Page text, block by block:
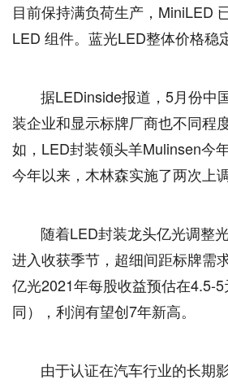
目前保持满负荷生产，MiniLED
LED 组件。蓝光LED整体价格稳
据LEDinside报道，5月份中
装企业和显示标牌厂商也不同程
如，LED封装领头羊Mulinsen今
今年以来，木林森实施了两次上
随着LED封装龙头亿光调整
进入收获季节，超细间距标牌需
亿光2021年每股收益预估在4.5-
同），利润有望创7年新高。
由于认证在汽车行业的长期